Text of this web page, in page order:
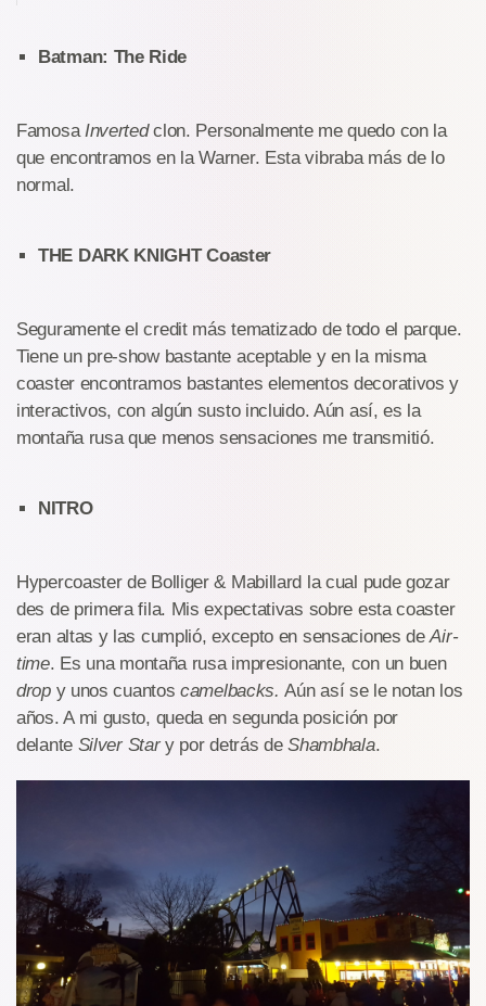
Batman: The Ride
Famosa Invertedclon. Personalmente me quedo con la
que encontramos en la Warner. Esta vibraba más de lo
normal.
THE DARK KNIGHT Coaster
Seguramente el credit más tematizado de todo el parque.
Tiene un pre-show bastante aceptable y en la misma
coaster encontramos bastantes elementos decorativos y
interactivos, con algún susto incluido. Aún así, es la
montaña rusa que menos sensaciones me transmitió.
NITRO
Hypercoaster de Bolliger & Mabillard la cual pude gozar
des de primera fila. Mis expectativas sobre esta coaster
eran altas y las cumplió, excepto en sensaciones deAir-
time. Es una montaña rusa impresionante, con un buen
dropy unos cuantoscamelbacks.Aún así se le notan los
años. A mi gusto, queda en segunda posición por
delante Silver Stary por detrás deShambhala.